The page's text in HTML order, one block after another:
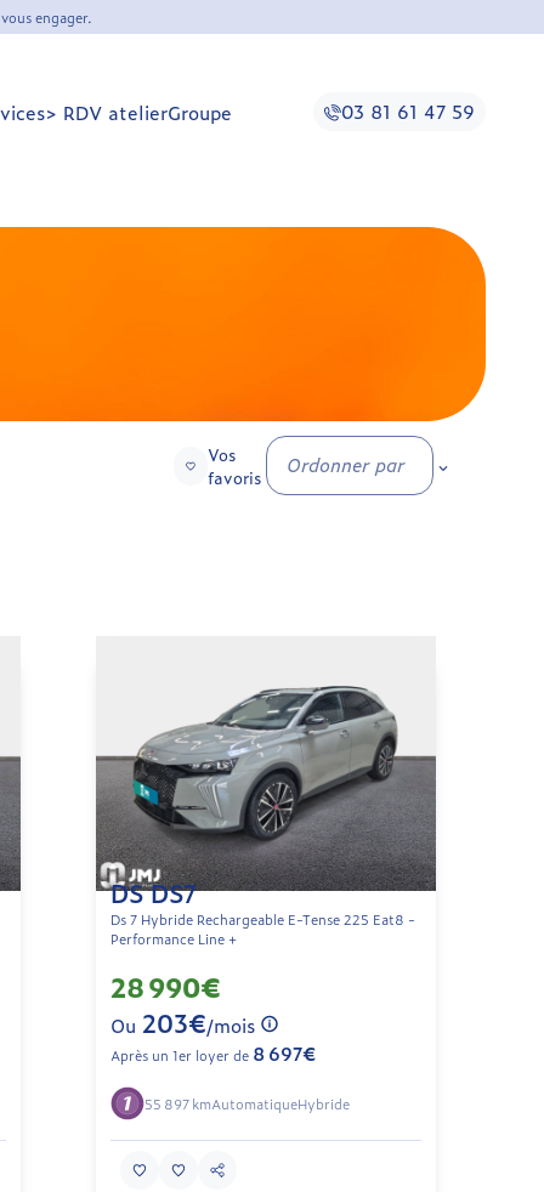
engager.
> RDV atelierGroupe 03 81 61 47 59
Vos
favoris
Ordonner par
DS DS7
Ds 7 Hybride Rechargeable E-Tense 225 Eat8 -
Performance Line +
28 990€
Ou 203€/mois
Après un 1er loyer de 8 697€
55 897 kmAutomatiqueHybride